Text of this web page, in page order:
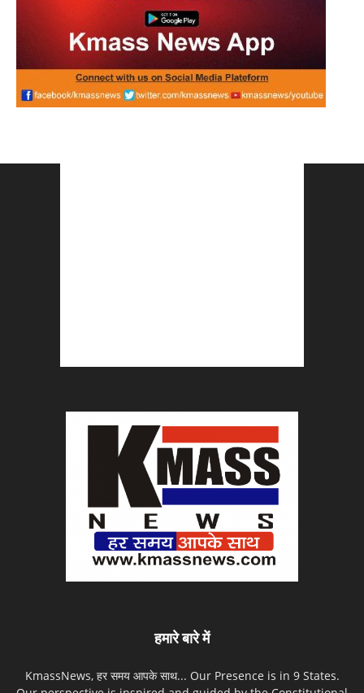
हमारे बारे में
KmassNews, हर समय आपके साथ... Our Presence is in 9 States.